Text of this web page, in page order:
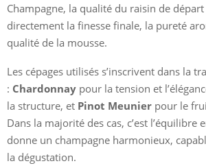
Champagne, la qualité du raisin de
directement la finesse finale, la pureté
qualité de la mousse.
Les cépages utilisés s’inscrivent dans la
: Chardonnay pour la tension et
la structure, et Pinot Meunier pour le
Dans la majorité des cas, c’est l’équilibre
donne un champagne harmonieux,
la dégustation.